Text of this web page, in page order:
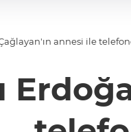
annesi ile